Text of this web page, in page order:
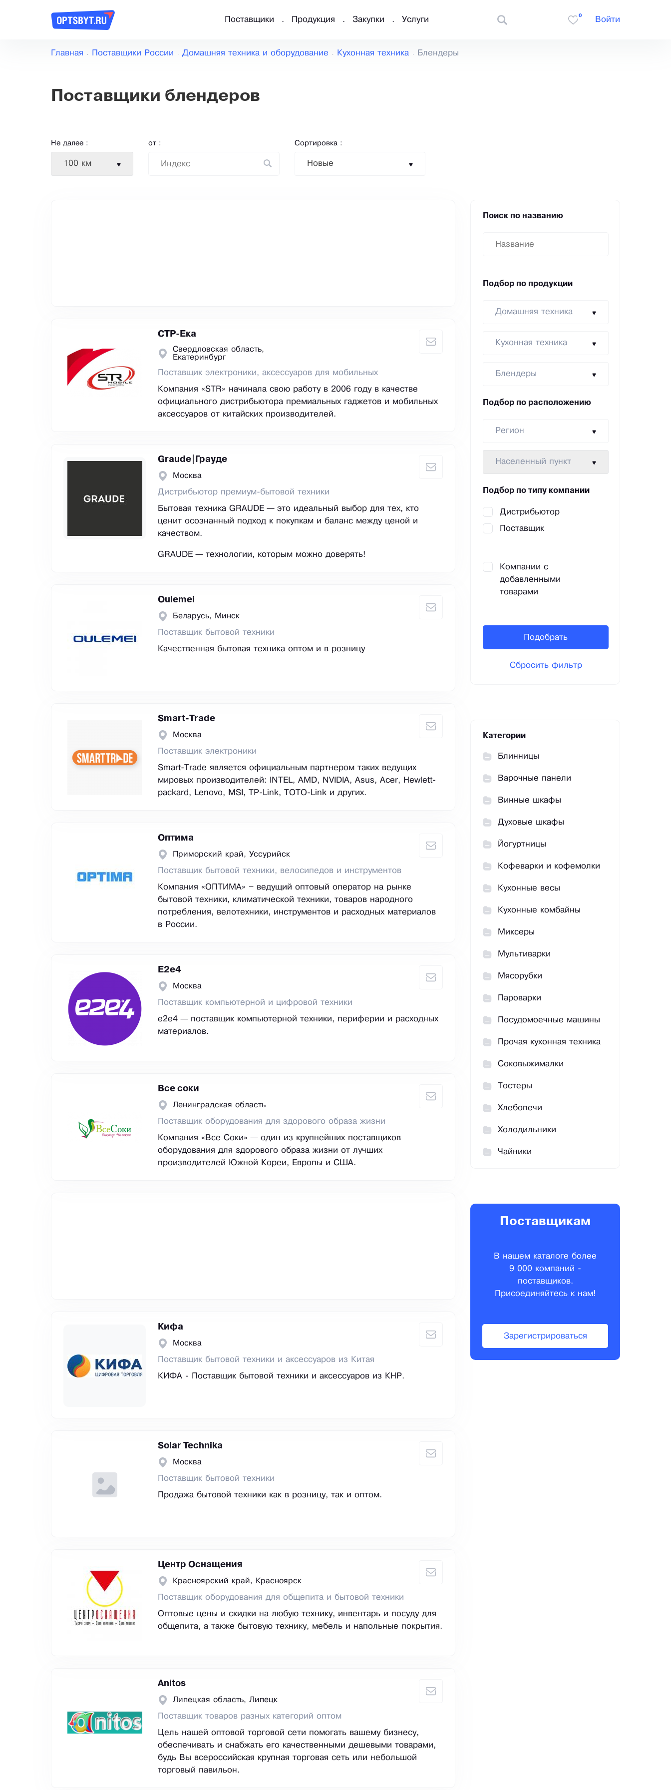
Поставщики Продукция Закупки Услуги
0
Войти
Главная Поставщики России Домашняя техника и оборудование Кухонная техника Блендеры
Поставщики блендеров
Не далее :
100 км
от : Сортировка :
Новые
СТР-Ека
Свердловская область,
Екатеринбург
Поставщик электроники, аксессуаров для мобильных
Компания «STR» начинала свою работу в 2006 году в качестве
официального дистрибьютора премиальных гаджетов и мобильных
аксессуаров от китайских производителей.
Graude|Грауде
Москва
Дистрибьютор премиум-бытовой техники
Бытовая техника GRAUDE — это идеальный выбор для тех, кто
ценит осознанный подход к покупкам и баланс между ценой и
качеством.
GRAUDE — технологии, которым можно доверять!
Oulemei
Беларусь, Минск
Поставщик бытовой техники
Качественная бытовая техника оптом и в розницу
Smart-Trade
Москва
Поставщик электроники
Smart-Trade является официальным партнером таких ведущих
мировых производителей: INTEL, AMD, NVIDIA, Asus, Acer, Hewlett-
packard, Lenovo, MSI, TP-Link, TOTO-Link и других.
Оптима
Приморский край, Уссурийск
Поставщик бытовой техники, велосипедов и инструментов
Компания «ОПТИМА» – ведущий оптовый оператор на рынке
бытовой техники, климатической техники, товаров народного
потребления, велотехники, инструментов и расходных материалов
в России.
E2е4
Москва
Поставщик компьютерной и цифровой техники
e2e4 — поставщик компьютерной техники, периферии и расходных
материалов.
Все соки
Ленинградская область
Поставщик оборудования для здорового образа жизни
Компания «Все Соки» — один из крупнейших поставщиков
оборудования для здорового образа жизни от лучших
производителей Южной Кореи, Европы и США.
Кифа
Москва
Поставщик бытовой техники и аксессуаров из Китая
КИФА - Поставщик бытовой техники и аксессуаров из КНР.
Solar Technika
Москва
Поставщик бытовой техники
Продажа бытовой техники как в розницу, так и оптом.
Центр Оснащения
Красноярский край, Красноярск
Поставщик оборудования для общепита и бытовой техники
Оптовые цены и скидки на любую технику, инвентарь и посуду для
общепита, а также бытовую технику, мебель и напольные покрытия.
Anitos
Липецкая область, Липецк
Поставщик товаров разных категорий оптом
Цель нашей оптовой торговой сети помогать вашему бизнесу,
обеспечивать и снабжать его качественными дешевыми товарами,
будь Вы всероссийская крупная торговая сеть или небольшой
торговый павильон.
Поиск по названию
Подбор по продукции
Домашняя техника
Кухонная техника
Блендеры
Подбор по расположению
Регион
Населенный пункт
Подбор по типу компании
Дистрибьютор
Поставщик
Компании с
добавленными
товарами
Подобрать
Сбросить фильтр
Категории
Блинницы
Варочные панели
Винные шкафы
Духовые шкафы
Йогуртницы
Кофеварки и кофемолки
Кухонные весы
Кухонные комбайны
Миксеры
Мультиварки
Мясорубки
Пароварки
Посудомоечные машины
Прочая кухонная техника
Соковыжималки
Тостеры
Хлебопечи
Холодильники
Чайники
Поставщикам
В нашем каталоге более
9 000 компаний -
поставщиков.
Присоединяйтесь к нам!
Зарегистрироваться